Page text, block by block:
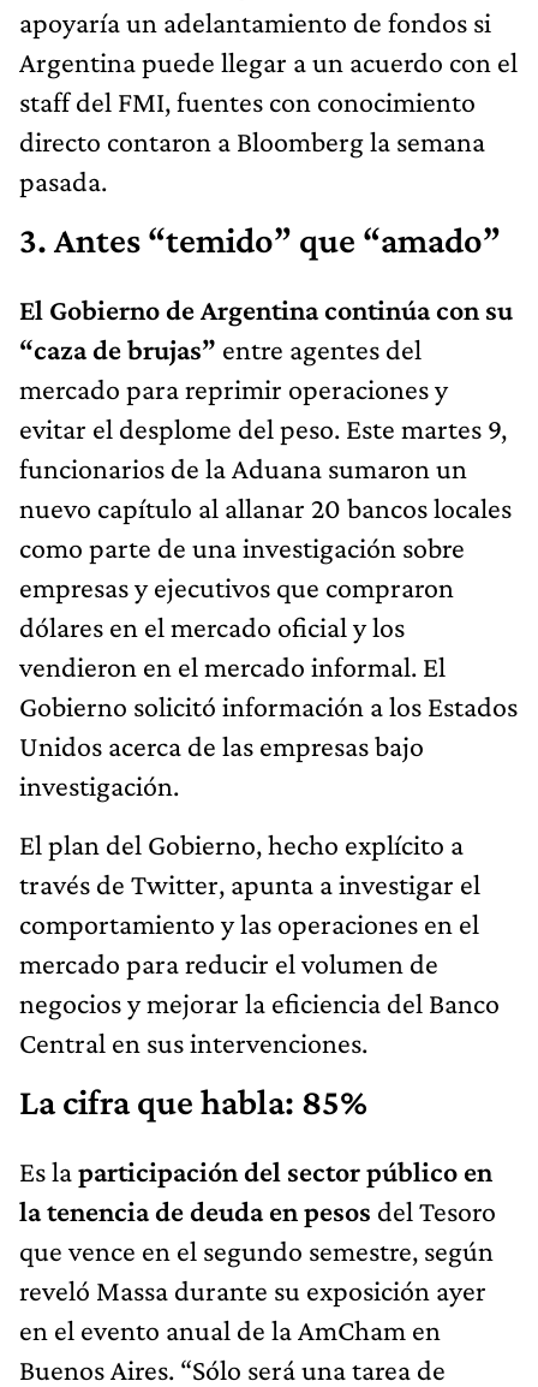
apoyaría un adelantamiento de fondos si
Argentina puede llegar a un acuerdo con el
staff del FMI, fuentes con conocimiento
directo contaron a Bloomberg la semana
pasada.
3. Antes “temido” que “amado”
El Gobierno de Argentina continúa con su
“caza de brujas” entre agentes del
mercado para reprimir operaciones y
evitar el desplome del peso. Este martes 9,
funcionarios de la Aduana sumaron un
nuevo capítulo al allanar 20 bancos locales
como parte de una investigación sobre
empresas y ejecutivos que compraron
dólares en el mercado oficial y los
vendieron en el mercado informal. El
Gobierno solicitó información a los Estados
Unidos acerca de las empresas bajo
investigación.
El plan del Gobierno, hecho explícito a
través de Twitter, apunta a investigar el
comportamiento y las operaciones en el
mercado para reducir el volumen de
negocios y mejorar la eficiencia del Banco
Central en sus intervenciones.
La cifra que habla: 85%
Es laparticipación del sector público en
la tenencia de deuda en pesos del Tesoro
que vence en el segundo semestre, según
reveló Massa durante su exposición ayer
en el evento anual de la AmCham en
Buenos Aires. “Sólo será una tarea de